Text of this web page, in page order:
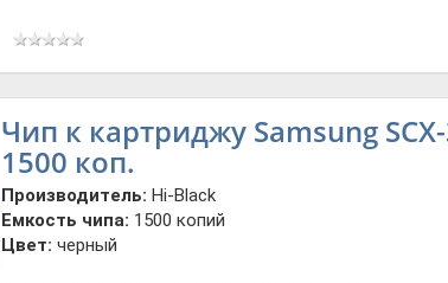
Чип к картриджу Samsung
1500 коп.
Производитель: Hi-Black
Емкость чипа: 1500 копий
Цвет: черный